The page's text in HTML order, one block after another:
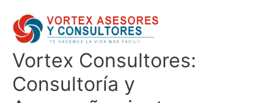
contenido
Vortex Consultores:
Consultoría y